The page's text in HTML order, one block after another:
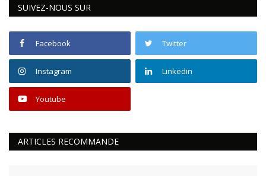
SUIVEZ-NOUS SUR
Facebook Twitter
Instagram Linkedin
Youtube
ARTICLES RECOMMANDE